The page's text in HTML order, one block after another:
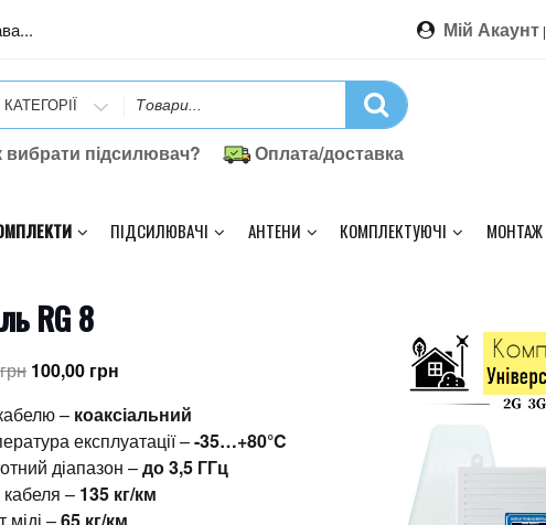
Мій Акаунт |
вибрати підсилювач?
Оплата/доставка
ПІДСИЛЮВАЧІ АНТЕНИ КОМПЛЕКТУЮЧІ МОНТАЖ
RG 8
грн Оригінальна
120,00 грн.
100,00 грн
100,00 грн.
– коаксіальний
експлуатації –-35…+80°C
діапазон –до 3,5 ГГц
– 135 кг/км